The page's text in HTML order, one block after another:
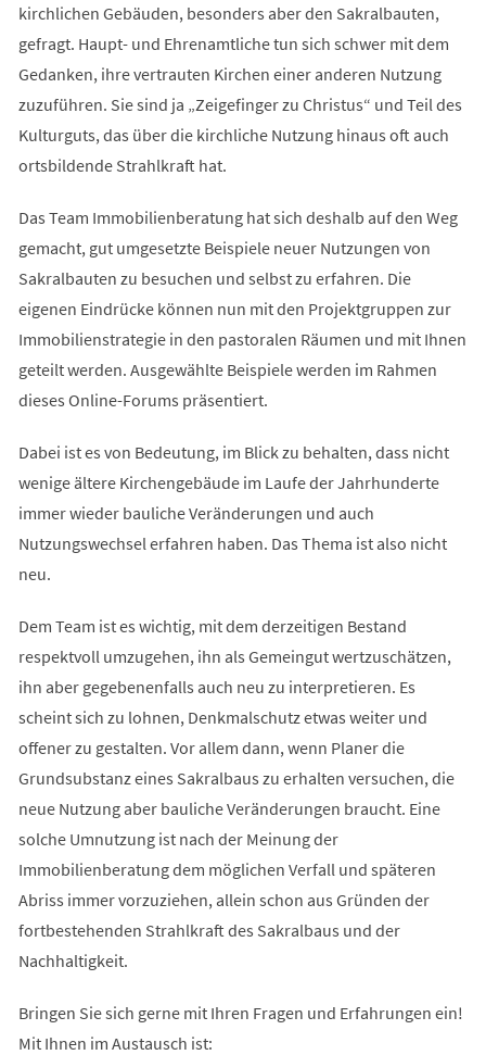
kirchlichen Gebäuden, besonders aber den Sakralbauten,
gefragt. Haupt- und Ehrenamtliche tun sich schwer mit dem
Gedanken, ihre vertrauten Kirchen einer anderen Nutzung
zuzuführen. Sie sind ja „Zeigefinger zu Christus“ und Teil des
Kulturguts, das über die kirchliche Nutzung hinaus oft auch
ortsbildende Strahlkraft hat.
Das Team Immobilienberatung hat sich deshalb auf den Weg
gemacht, gut umgesetzte Beispiele neuer Nutzungen von
Sakralbauten zu besuchen und selbst zu erfahren. Die
eigenen Eindrücke können nun mit den Projektgruppen zur
Immobilienstrategie in den pastoralen Räumen und mit Ihnen
geteilt werden. Ausgewählte Beispiele werden im Rahmen
dieses Online-Forums präsentiert.
Dabei ist es von Bedeutung, im Blick zu behalten, dass nicht
wenige ältere Kirchengebäude im Laufe der Jahrhunderte
immer wieder bauliche Veränderungen und auch
Nutzungswechsel erfahren haben. Das Thema ist also nicht
neu.
Dem Team ist es wichtig, mit dem derzeitigen Bestand
respektvoll umzugehen, ihn als Gemeingut wertzuschätzen,
ihn aber gegebenenfalls auch neu zu interpretieren. Es
scheint sich zu lohnen, Denkmalschutz etwas weiter und
offener zu gestalten. Vor allem dann, wenn Planer die
Grundsubstanz eines Sakralbaus zu erhalten versuchen, die
neue Nutzung aber bauliche Veränderungen braucht. Eine
solche Umnutzung ist nach der Meinung der
Immobilienberatung dem möglichen Verfall und späteren
Abriss immer vorzuziehen, allein schon aus Gründen der
fortbestehenden Strahlkraft des Sakralbaus und der
Nachhaltigkeit.
Bringen Sie sich gerne mit Ihren Fragen und Erfahrungen ein!
Mit Ihnen im Austausch ist: